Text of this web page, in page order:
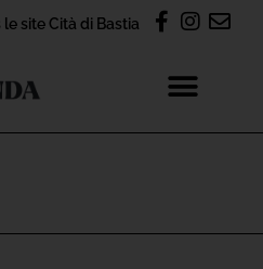
site Cità di Bastia